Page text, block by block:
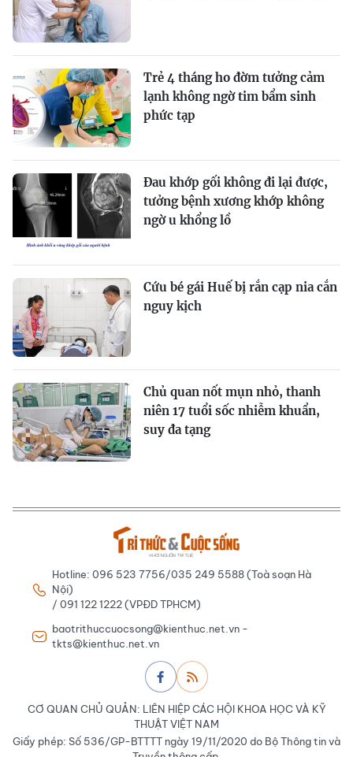
Trẻ 4 tháng ho đờm tưởng cảm
lạnh không ngờ tim bẩm sinh
phức tạp
Đau khớp gối không đi lại được,
tưởng bệnh xương khớp không
ngờ u khổng lồ
Cứu bé gái Huế bị rắn cạp nia cắn
nguy kịch
Chủ quan nốt mụn nhỏ, thanh
niên 17 tuổi sốc nhiễm khuẩn,
suy đa tạng
Hotline: 096 523 7756/035 249 5588 (Toà soạn Hà
Nội)
/ 091 122 1222 (VPĐD TPHCM)
baotrithuccuocsong@kienthuc.net.vn -
tkts@kienthuc.net.vn
CƠ QUAN CHỦ QUẢN: LIÊN HIỆP CÁC HỘI KHOA HỌC VÀ KỸ
THUẬT VIỆT NAM
Giấy phép: Số 536/GP-BTTTT ngày 19/11/2020 do Bộ Thông tin và